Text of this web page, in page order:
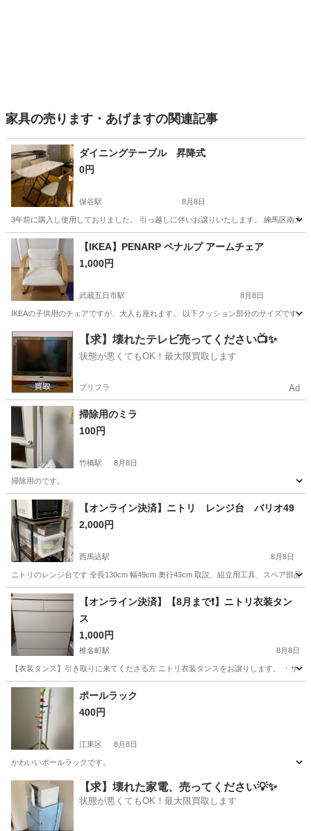
家具の売ります・あげますの関連記事
ダイニングテーブル 昇降式
0円
保谷駅 8月8日
3年前に購入し使用しておりました。 引っ越しに伴いお譲りいたします。 練馬区南大
東京 西東京市 保谷駅 ダイニング
【IKEA】PENARP ペナルプ アームチェア
1,000円
武蔵五日市駅 8月8日
IKEAの子供用のチェアですが、大人も座れます。 以下クッション部分のサイズです
東京 あきる野市 武蔵五日市駅 椅子
【求】壊れたテレビ売ってください📺✨
状態が悪くてもOK！最大限買取します
プリフラ Ad
掃除用のミラ
100円
竹橋駅 8月8日
掃除用のです。
東京 千代田区 竹橋駅 その他
【オンライン決済】ニトリ レンジ台 バリオ49
2,000円
西馬込駅 8月8日
ニトリのレンジ台です 全長130cm 幅49cm 奥行43cm 取説、組立用工具、スペア部
西馬込駅 収納家具
【オンライン決済】【8月まで❗️】ニトリ衣装タン
ス
1,000円
椎名町駅 8月8日
【衣装タンス】引き取りに来てくださる方 ニトリ衣装タンスをお譲りします。 ・
豊島区 椎名町駅
ポールラック
400円
江東区 8月8日
かわいいポールラックです。
東京 江東区 インテリア雑貨/小物 ポール
【求】壊れた家電、売ってください💡✨
状態が悪くてもOK！最大限買取します